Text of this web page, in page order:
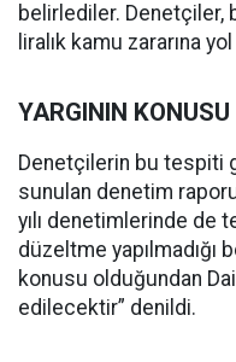
belirlediler. Denetçiler,
liralık kamu zararına
YARGININ KONUSU
Denetçilerin bu tespiti
sunulan denetim
yılı denetimlerinde de
düzeltme yapılmadığı
konusu olduğundan
edilecektir” denildi.